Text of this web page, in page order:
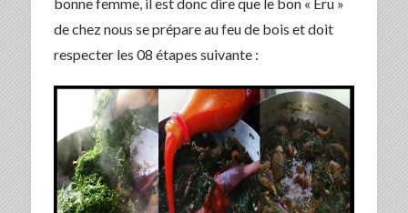
bonne femme, il est donc dire que le bon « Eru »
de chez nous se prépare au feu de bois et doit
respecter les 08 étapes suivante :